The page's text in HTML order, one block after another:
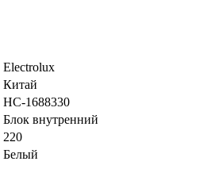
Electrolux
Китай
НС-1688330
Блок внутренний
220
Белый